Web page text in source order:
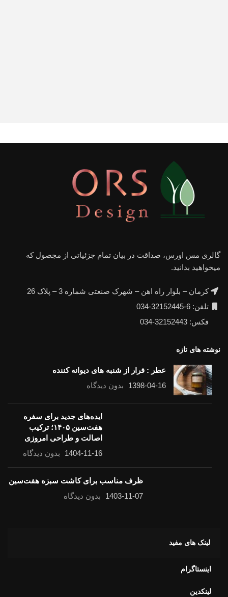
گالری مس اورس، صداقت در بیان تمام جزئیاتی از مجصول که
میخواهید بدانید.
کرمان – بلوار راه اهن – شهرک صنعتی شماره 3 – پلاک 26
تلفن: 6-32152445-034
فکس: 32152443-034
نوشته های تازه
عطر : فرار از شنبه های دیوانه کننده
1398-04-16
بدون دیدگاه
ایده‌های جدید برای سفره
هفت‌سین ۱۴۰۵؛ ترکیب
اصالت و طراحی امروزی
1404-11-16
بدون دیدگاه
ظرف مناسب برای کاشت سبزه هفت‌سین
1403-11-07
بدون دیدگاه
لینک های مفید
اینستاگرام
لینکدین